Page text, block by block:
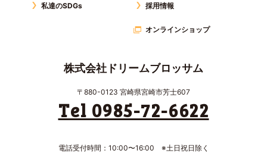
私達のSDGs 採用情報
オンラインショップ
株式会社ドリームブロッサム
〒880-0123 宮崎県宮崎市芳士607
Tel 0985-72-6622
電話受付時間：10:00〜16:00 ※土日祝日除く